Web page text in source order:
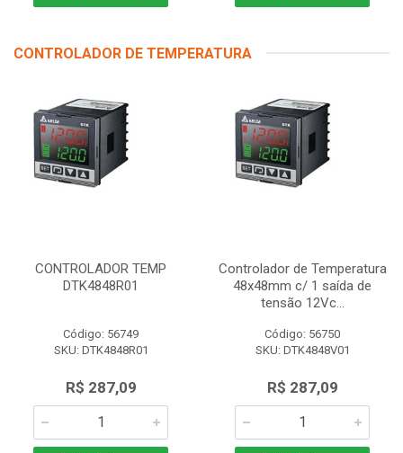
CONTROLADOR DE TEMPERATURA
CONTROLADOR TEMP
DTK4848R01
Código: 56749
SKU: DTK4848R01
R$ 287,09
Controlador de Temperatura
48x48mm c/ 1 saída de
tensão 12Vc...
Código: 56750
SKU: DTK4848V01
R$ 287,09